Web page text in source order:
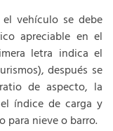
vehículo se debe
apreciable en el
letra indica el
después se
de aspecto, la
índice de carga y
para nieve o barro.